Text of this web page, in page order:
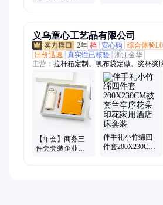
义乌童心工艺品有限公司
2年 档 安心购 综合体验L0
出价迅速
真实性已核验 浙江金华
主营： 拉杆箱定制、帆布袋定做、奖杯奖
制、企业礼品定制、保温杯定制、茶具定
礼品定制、商务礼品定制、运动包定制、
定制、高端礼品定制、节日礼品定制、员
衫定制、定制礼盒、笔记本定制、办公礼
制、T恤文化衫定制、钛杯定制、纪念章定
【年会】商务三
件套套装企业酒
伴手礼小竹绵四
件套200X230CM